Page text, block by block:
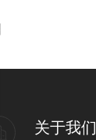
关于我们